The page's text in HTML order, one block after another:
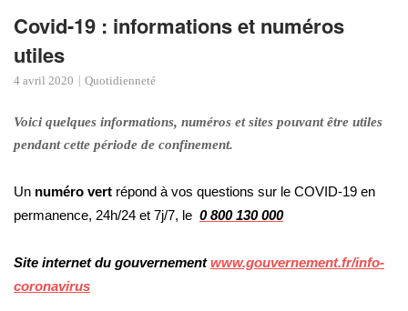
Covid-19 : informations et numéros
utiles
4 avril 2020 Quotidienneté
Voici quelques informations, numéros et sites pouvant être utiles
pendant cette période de confinement.
Un numéro vert répond à vos questions sur le COVID-19 en
permanence, 24h/24 et 7j/7, le 0 800 130 000
Site internet du gouvernementwww.gouvernement.fr/info-
coronavirus